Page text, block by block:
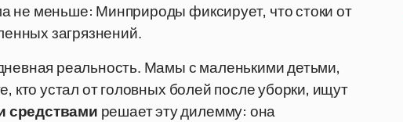
не меньше: Минприроды фиксирует, что стоки от
загрязнений.
реальность. Мамы с маленькими детьми,
кто устал от головных болей после уборки, ищут
средствами решает эту дилемму: она